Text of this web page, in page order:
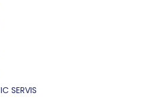
SERVIS